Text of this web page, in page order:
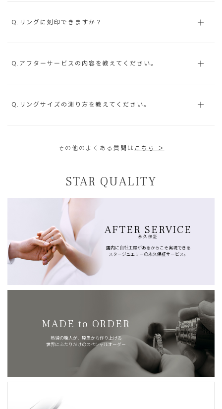
Q.リングに刻印できますか？
Q.アフターサービスの内容を教えてください。
Q.リングサイズの測り方を教えてください。
その他のよくある質問は こちら ＞
STAR QUALITY
AFTER SERVICE
永久保証
国内に自社工房があるからこそ実現できる
スタージュエリーの永久保証サービス。
MADE to ORDER
熟練の職人が、原型から作り上げる
世界にふたりだけのスペシャルオーダー